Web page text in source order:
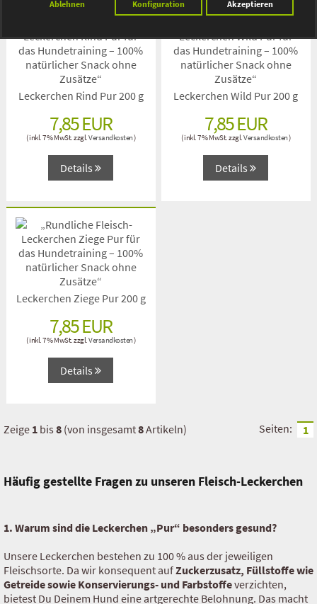
Ablehnen Konfiguration Akzeptieren
Magen, Darm
Senior
Ratgeber
Was ist Trocken Barf
Ausschlussdiät für Allergiker
Futterrechner Trocken Barf
Trockenbarf zum Einweichen
Futterumstellung
Diät Trocken Barf
Was ist Trocken Katzen Barf
Futterrechner Trocken Barf
Leckerchen Rind Pur 200 g
7,85 EUR
( inkl. 7 % MwSt. zzgl.Versandkosten)
Details
Leckerchen Wild Pur 200 g
7,85 EUR
( inkl. 7 % MwSt. zzgl.Versandkosten)
Details
Leckerchen Ziege Pur 200 g
7,85 EUR
( inkl. 7 % MwSt. zzgl.Versandkosten)
Details
Zeige 1 bis 8 (von insgesamt8Artikeln) Seiten: 1
Häufig gestellte Fragen zu unseren Fleisch-Leckerchen
1. Warum sind die Leckerchen „Pur“ besonders gesund?
Unsere Leckerchen bestehen zu 100 % aus der jeweiligen
Fleischsorte. Da wir konsequent aufZuckerzusatz, Füllstoffe wie
Getreide sowie Konservierungs- und Farbstoffeverzichten,
bietest Du Deinem Hund eine artgerechte Belohnung. Das macht